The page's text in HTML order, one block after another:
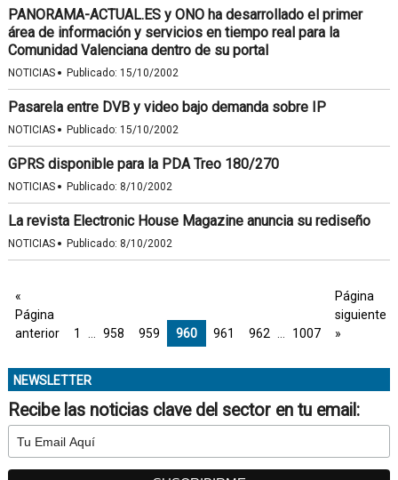
PANORAMA-ACTUAL.ES y ONO ha desarrollado el primer
área de información y servicios en tiempo real para la
Comunidad Valenciana dentro de su portal
NOTICIAS · Publicado: 15/10/2002
Pasarela entre DVB y video bajo demanda sobre IP
NOTICIAS · Publicado: 15/10/2002
GPRS disponible para la PDA Treo 180/270
NOTICIAS · Publicado: 8/10/2002
La revista Electronic House Magazine anuncia su rediseño
NOTICIAS · Publicado: 8/10/2002
«
Página
anterior
1 958 959 960 961 962 1007
Página
siguiente
»
NEWSLETTER
Recibe las noticias clave del sector en tu email: